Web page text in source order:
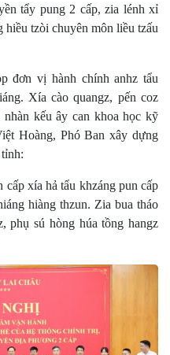
tẩy pung 2 cấp, zia lénh xỉ
hiều tzòi chuyên môn liều tzấu
đơn vị hành chính anhz tẩu
Xía cào quangz, pến coz
kếu ây can khoa học kỹ
Hoàng, Phó Ban xây dựng
xía hả tẩu khzáng pun cấp
hiàng thzun. Zia bua tháo
phụ sú hòng húa tồng hangz